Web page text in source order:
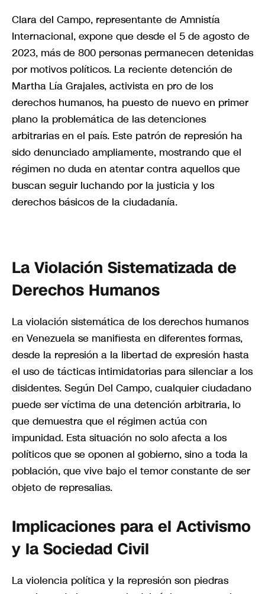
Clara del Campo, representante de Amnistía
Internacional, expone que desde el 5 de agosto de
2023, más de 800 personas permanecen detenidas
por motivos políticos. La reciente detención de
Martha Lía Grajales, activista en pro de los
derechos humanos, ha puesto de nuevo en primer
plano la problemática de las detenciones
arbitrarias en el país. Este patrón de represión ha
sido denunciado ampliamente, mostrando que el
régimen no duda en atentar contra aquellos que
buscan seguir luchando por la justicia y los
derechos básicos de la ciudadanía.
La Violación Sistematizada de
Derechos Humanos
La violación sistemática de los derechos humanos
en Venezuela se manifiesta en diferentes formas,
desde la represión a la libertad de expresión hasta
el uso de tácticas intimidatorias para silenciar a los
disidentes. Según Del Campo, cualquier ciudadano
puede ser víctima de una detención arbitraria, lo
que demuestra que el régimen actúa con
impunidad. Esta situación no solo afecta a los
políticos que se oponen al gobierno, sino a toda la
población, que vive bajo el temor constante de ser
objeto de represalias.
Implicaciones para el Activismo
y la Sociedad Civil
La violencia política y la represión son piedras